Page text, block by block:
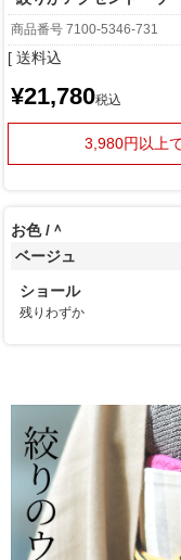
商品番号 7100-5346-731
送料込
¥21,780税込
3,980円以上
お色
＾
ベージュ
ショール
残りわずか